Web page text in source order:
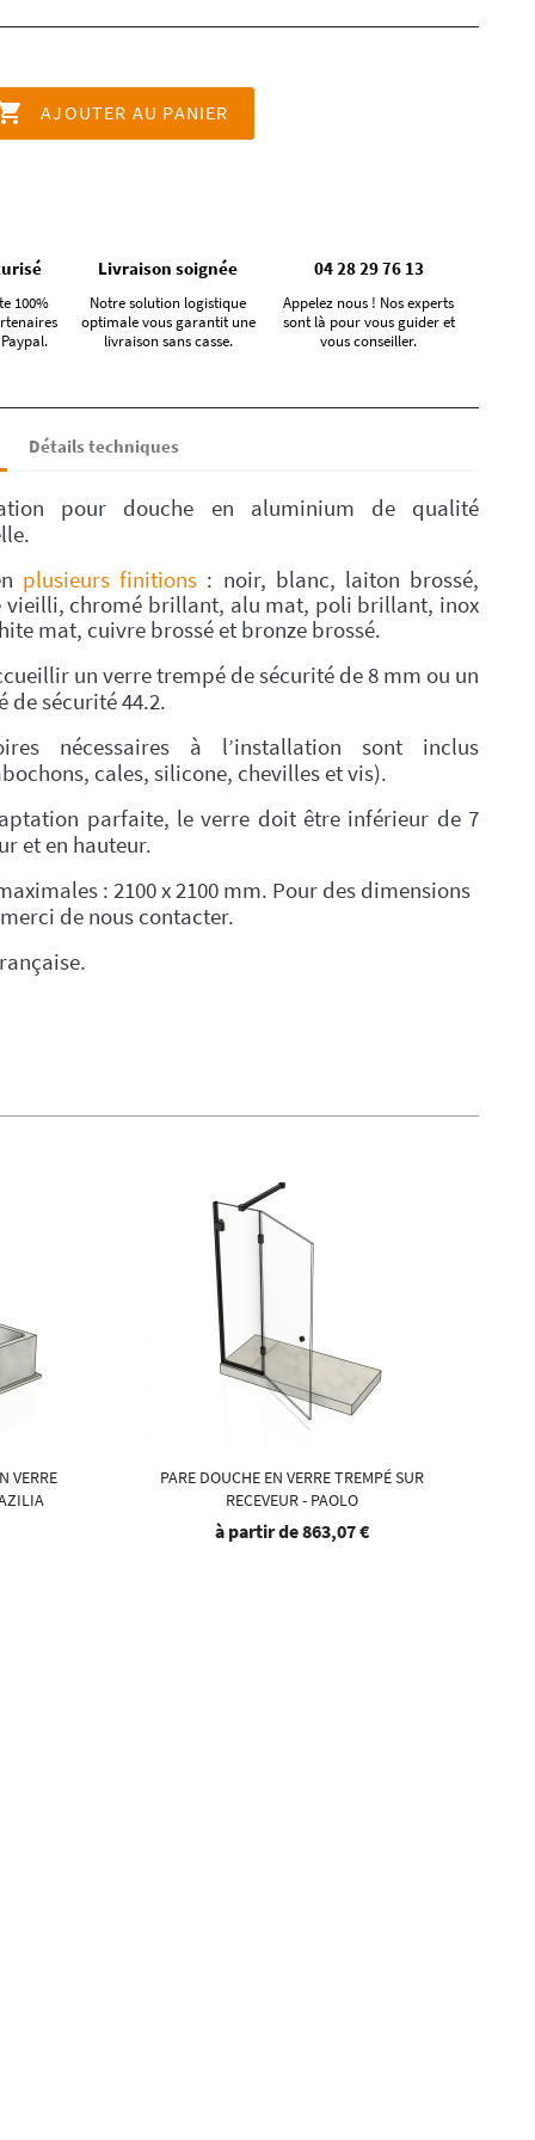
AJOUTER AU PANIER
100%
Livraison soignée
Notre solution logistique
optimale vous garantit une
livraison sans casse.
04 28 29 76 13
Appelez nous ! Nos experts
sont là pour vous guider et
vous conseiller.
Détails techniques
pour douche en aluminium de qualité
plusieurs finitions : noir, blanc, laiton brossé,
vieilli, chromé brillant, alu mat, poli brillant, inox
mat, cuivre brossé et bronze brossé.
un verre trempé de sécurité de 8 mm ou un
de sécurité 44.2.
nécessaires à l’installation sont inclus
cales, silicone, chevilles et vis).
parfaite, le verre doit être inférieur de 7
et en hauteur.
: 2100 x 2100 mm. Pour des dimensions
de nous contacter.
VERRE
PARE DOUCHE EN VERRE TREMPÉ SUR
RECEVEUR - PAOLO
à partir de863,07 €